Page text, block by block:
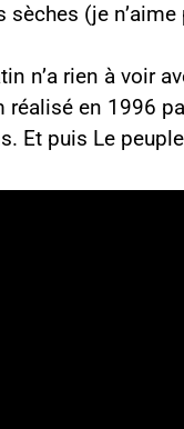
(je
n’a rien à voir
réalisé en 1996
Et puis Le